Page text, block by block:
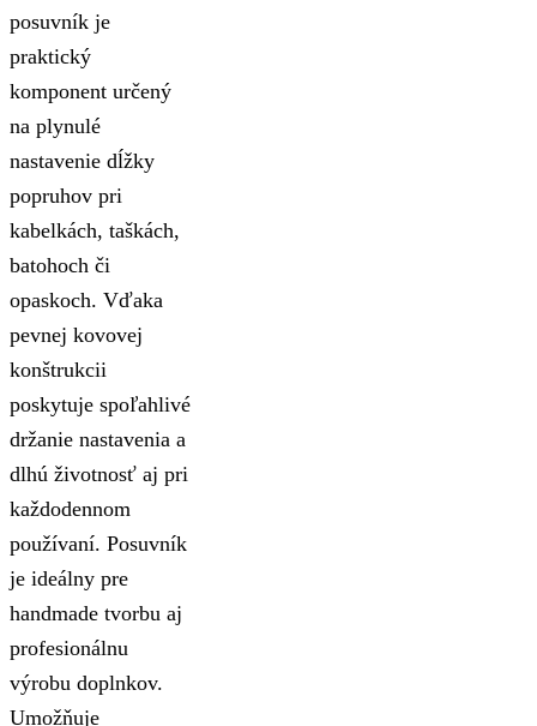
posuvník je
praktický
komponent určený
na plynulé
nastavenie dĺžky
popruhov pri
kabelkách, taškách,
batohoch či
opaskoch. Vďaka
pevnej kovovej
konštrukcii
poskytuje spoľahlivé
držanie nastavenia a
dlhú životnosť aj pri
každodennom
používaní. Posuvník
je ideálny pre
handmade tvorbu aj
profesionálnu
výrobu doplnkov.
Umožňuje